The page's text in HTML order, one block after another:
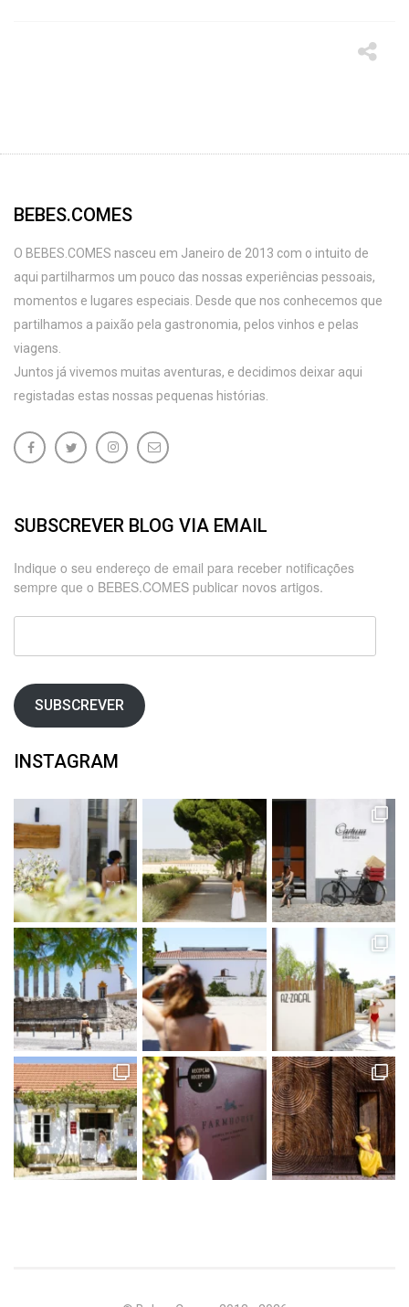
BEBES.COMES
O BEBES.COMES nasceu em Janeiro de 2013 com o intuito de
aqui partilharmos um pouco das nossas experiências pessoais,
momentos e lugares especiais. Desde que nos conhecemos que
partilhamos a paixão pela gastronomia, pelos vinhos e pelas
viagens.
Juntos já vivemos muitas aventuras, e decidimos deixar aqui
registadas estas nossas pequenas histórias.
SUBSCREVER BLOG VIA EMAIL
Indique o seu endereço de email para receber notificações
sempre que o BEBES.COMES publicar novos artigos.
Endereço
email
SUBSCREVER
INSTAGRAM